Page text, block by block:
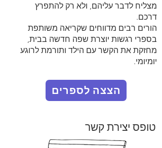
מצליח לדבר עליהם, ולא רק להתפרץ
דרכם.
הורים רבים מדווחים שקריאה משותפת
בספרי רגשות יוצרת שפה חדשה בבית,
מחזקת את הקשר עם הילד ותורמת לרוגע
יומיומי.
הצצה לספרים
טופס יצירת קשר